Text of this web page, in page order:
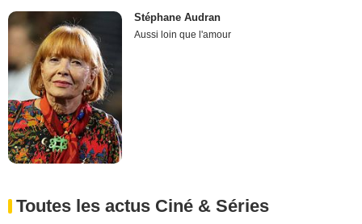
Stéphane Audran
Aussi loin que l'amour
Toutes les actus Ciné & Séries